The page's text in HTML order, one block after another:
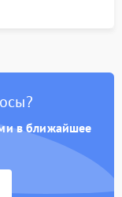
в ближайшее